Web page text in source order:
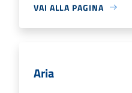
VAI ALLA PAGINA
Aria